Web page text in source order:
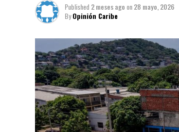
Published 2 meses ago on28 mayo, 2026
ByOpinión Caribe